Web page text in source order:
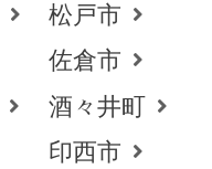
松戸市
佐倉市
酒々井町
印西市